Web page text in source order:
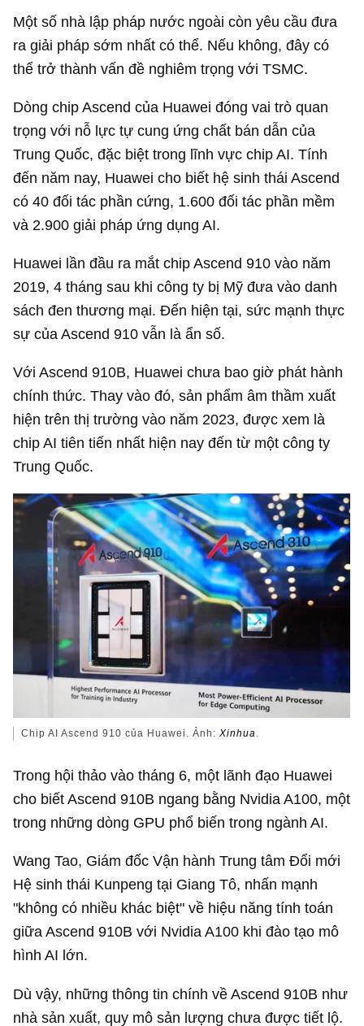
Một số nhà lập pháp nước ngoài còn yêu cầu đưa
ra giải pháp sớm nhất có thể. Nếu không, đây có
thể trở thành vấn đề nghiêm trọng với TSMC.
Dòng chip Ascend của Huawei đóng vai trò quan
trọng với nỗ lực tự cung ứng chất bán dẫn của
Trung Quốc, đặc biệt trong lĩnh vực chip AI. Tính
đến năm nay, Huawei cho biết hệ sinh thái Ascend
có 40 đối tác phần cứng, 1.600 đối tác phần mềm
và 2.900 giải pháp ứng dụng AI.
Huawei lần đầu ra mắt chip Ascend 910 vào năm
2019, 4 tháng sau khi công ty bị Mỹ đưa vào danh
sách đen thương mại. Đến hiện tại, sức mạnh thực
sự của Ascend 910 vẫn là ẩn số.
Với Ascend 910B, Huawei chưa bao giờ phát hành
chính thức. Thay vào đó, sản phẩm âm thầm xuất
hiện trên thị trường vào năm 2023, được xem là
chip AI tiên tiến nhất hiện nay đến từ một công ty
Trung Quốc.
Chip AI Ascend 910 của Huawei. Ảnh:Xinhua
Trong hội thảo vào tháng 6, một lãnh đạo Huawei
cho biết Ascend 910B ngang bằng Nvidia A100, một
trong những dòng GPU phổ biến trong ngành AI.
Wang Tao, Giám đốc Vận hành Trung tâm Đổi mới
Hệ sinh thái Kunpeng tại Giang Tô, nhấn mạnh
"không có nhiều khác biệt" về hiệu năng tính toán
giữa Ascend 910B với Nvidia A100 khi đào tạo mô
hình AI lớn.
Dù vậy, những thông tin chính về Ascend 910B như
nhà sản xuất, quy mô sản lượng chưa được tiết lộ.